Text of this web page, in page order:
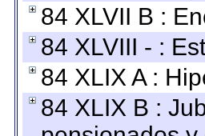
84 XLVII B :
84 XLVIII - :
84 XLIX A :
84 XLIX B :